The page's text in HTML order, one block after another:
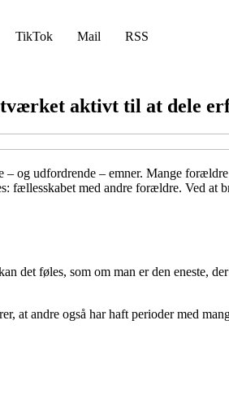
TikTok Mail RSS
aktivt til at dele
og udfordrende – emner. Mange
fællesskabet med andre forældre. Ved
det føles, som om man er den eneste,
at andre også har haft perioder med